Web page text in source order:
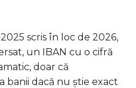
scris în loc de 2026,
un IBAN cu o cifră
doar că
banii dacă nu știe exact